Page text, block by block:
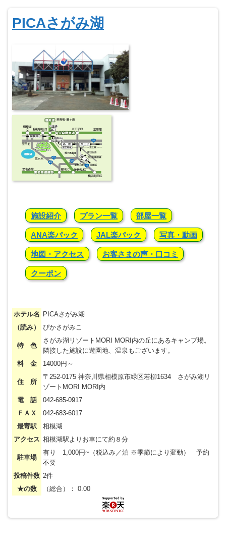
PICAさがみ湖
施設紹介 プラン一覧 部屋一覧
ANA楽パック JAL楽パック 写真・動画
地図・アクセス お客さまの声・口コミ
クーポン
ホテル名 PICAさがみ湖
（読み）
ぴかさがみこ
特 色
さがみ湖リゾートMORI MORI内の丘にあるキャンプ場。
隣接した施設に遊園地、温泉もございます。
料 金
14000円～
住 所
〒252-0175 神奈川県相模原市緑区若柳1634 さがみ湖リ
ゾートMORI MORI内
電 話
042-685-0917
ＦＡＸ
042-683-6017
最寄駅
相模湖
アクセス 相模湖駅よりお車にて約８分
駐車場
有り 1,000円~（税込み／泊 ※季節により変動） 予約
不要
投稿件数 2件
★の数
（総合）： 0.00